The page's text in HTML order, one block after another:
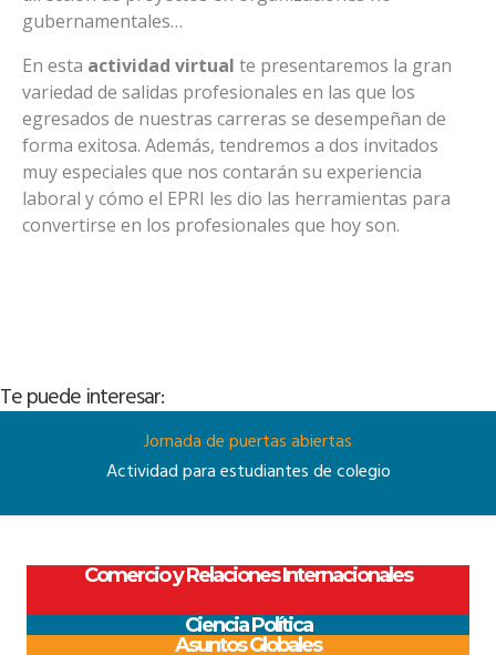
gubernamentales…
En esta actividad virtual te presentaremos la gran
variedad de salidas profesionales en las que los
egresados de nuestras carreras se desempeñan de
forma exitosa. Además, tendremos a dos invitados
muy especiales que nos contarán su experiencia
laboral y cómo el EPRI les dio las herramientas para
convertirse en los profesionales que hoy son.
Te puede interesar:
Jornada de puertas abiertas
Actividad para estudiantes de colegio
Comercio y Relaciones Internacionales
Ciencia Política
Asuntos Globales